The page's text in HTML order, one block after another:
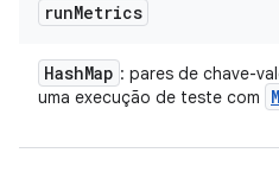
runMetrics
HashMap : pares de chave-
uma execução de teste com